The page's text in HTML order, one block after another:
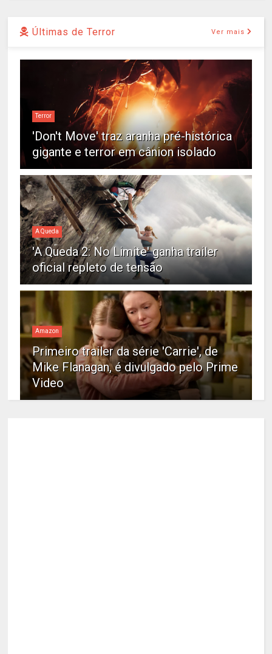
Últimas de Terror Ver mais
Terror
'Don't Move' traz aranha pré-histórica
gigante e terror em cânion isolado
A Queda
'A Queda 2: No Limite' ganha trailer
oficial repleto de tensão
Amazon
Primeiro trailer da série 'Carrie', de
Mike Flanagan, é divulgado pelo Prime
Video